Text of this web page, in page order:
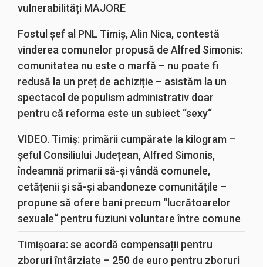
vulnerabilități MAJORE
Fostul șef al PNL Timiș, Alin Nica, contestă
vinderea comunelor propusă de Alfred Simonis:
comunitatea nu este o marfă – nu poate fi
redusă la un preț de achiziție – asistăm la un
spectacol de populism administrativ doar
pentru că reforma este un subiect “sexy“
VIDEO. Timiș: primării cumpărate la kilogram –
șeful Consiliului Județean, Alfred Simonis,
îndeamnă primarii să-și vândă comunele,
cetățenii și să-și abandoneze comunitățile –
propune să ofere bani precum “lucrătoarelor
sexuale“ pentru fuziuni voluntare între comune
Timișoara: se acordă compensații pentru
zboruri întârziate – 250 de euro pentru zboruri